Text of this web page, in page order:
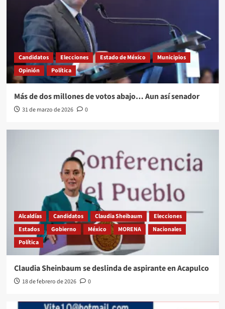
Candidatos Elecciones Estado de México
Municipios
Opinión
Política
Más de dos millones de votos abajo… Aun así senador
31 de marzo de 2026 0
Alcaldías Candidatos Claudia Sheibaum
Elecciones
Estados
Gobierno México MORENA
Nacionales
Política
Claudia Sheinbaum se deslinda de aspirante en Acapulco
18 de febrero de 2026 0